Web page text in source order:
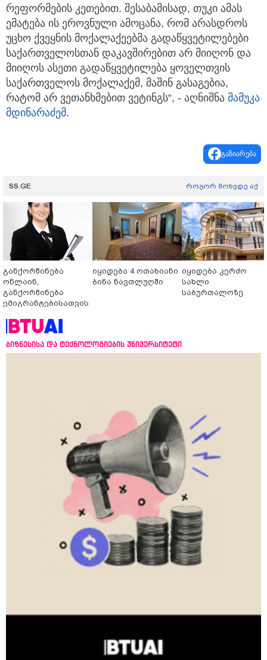
რეფორმების კეთებით. შესაბამისად, თუკი ამას
ემატება ის ეროვნული ამოცანა, რომ არასდროს
უცხო ქვეყნის მოქალაქეებმა გადაწყვეტილებები
საქართველოსთან დაკავშირებით არ მიიღონ და
მიიღოს ასეთი გადაწყვეტილება ყოველთვის
საქართველოს მოქალაქემ, მაშინ გასაგებია,
რატომ არ ვეთანხმებით ვეტინგს“, - აღნიშნა მამუკა
მდინარაძემ.
გაზიარება
SS.GE როგორ მოხვდე აქ
განქორწინება
ონლაინ,
განქორწინება
ემიგრანტებისათვის
ჩამოსვლის გარეშე
იყიდება 4 ოთახიანი
ბინა ნავთლუღში
იყიდება კერძო
სახლი
საბურთალოზე
ბიზნესისა და ტექნოლოგიების უნივერსიტეტი